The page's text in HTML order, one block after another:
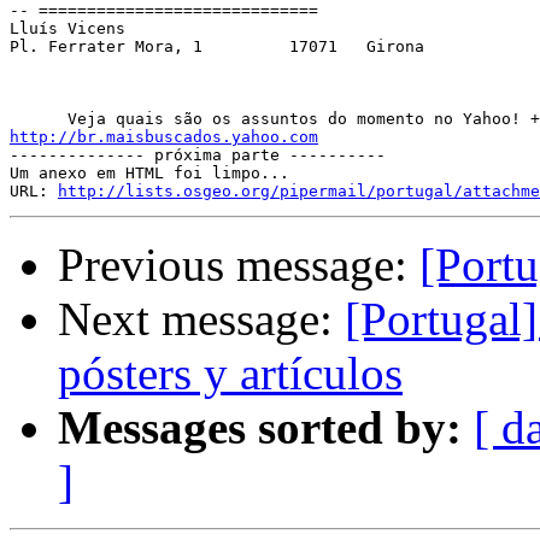
-- =============================
Lluís Vicens
Pl. Ferrater Mora, 1         17071   Girona
http://br.maisbuscados.yahoo.com
-------------- próxima parte ----------
Um anexo em HTML foi limpo...
URL:
http://lists.osgeo.org/pipermail/portugal/
Previous message:
Next message:
pósters y artículos
Messages sorted by: [
]